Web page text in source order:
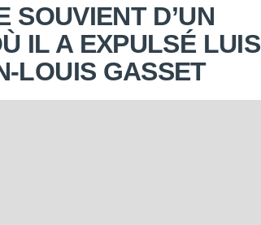
SOUVIENT D’UN
IL A EXPULSÉ LUIS
LOUIS GASSET